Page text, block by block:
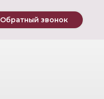
Обратный звонок